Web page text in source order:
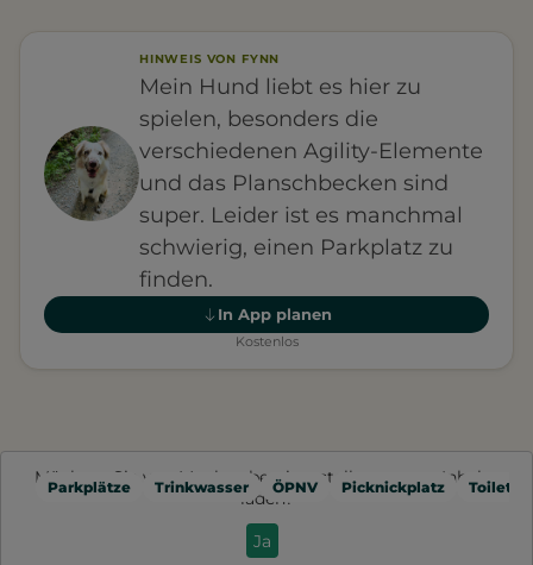
HINWEIS VON FYNN
Mein Hund liebt es hier zu
spielen, besonders die
verschiedenen Agility-Elemente
und das Planschbecken sind
super. Leider ist es manchmal
schwierig, einen Parkplatz zu
finden.
In App planen
Kostenlos
Parkplätze Trinkwasser ÖPNV Picknickplatz
Möchten Sie von Mapbox
bereitgestellte externe Inhalte
laden?
Ja